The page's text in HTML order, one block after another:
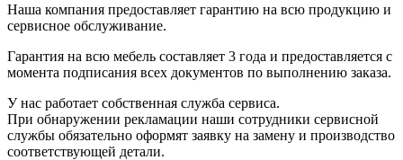
Наша компания предоставляет гарантию на всю продукцию и
сервисное обслуживание.
Гарантия на всю мебель составляет 3 года и предоставляется с
момента подписания всех документов по выполнению заказа.
У нас работает собственная служба сервиса.
При обнаружении рекламации наши сотрудники сервисной
службы обязательно оформят заявку на замену и производство
соответствующей детали.